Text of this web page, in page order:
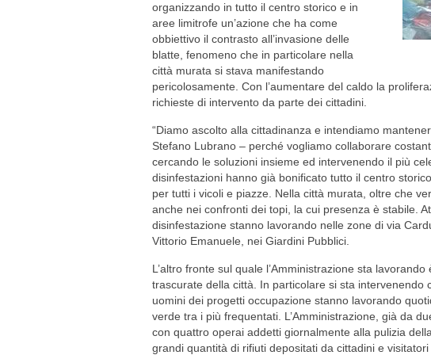
organizzando in tutto il centro storico e in
aree limitrofe un’azione che ha come
obbiettivo il contrasto all’invasione delle
blatte, fenomeno che in particolare nella
città murata si stava manifestando
pericolosamente. Con l’aumentare del caldo la
richieste di intervento da parte dei cittadini.
“Diamo ascolto alla cittadinanza e intendiamo
Stefano Lubrano – perché vogliamo collaborare
cercando le soluzioni insieme ed intervenendo il più
disinfestazioni hanno già bonificato tutto il centro
per tutti i vicoli e piazze. Nella città murata, oltre che
anche nei confronti dei topi, la cui presenza è stabile.
disinfestazione stanno lavorando nelle zone di via
Vittorio Emanuele, nei Giardini Pubblici.
L’altro fronte sul quale l’Amministrazione sta
trascurate della città. In particolare si sta intervenendo
uomini dei progetti occupazione stanno lavorando
verde tra i più frequentati. L’Amministrazione, già da
con quattro operai addetti giornalmente alla pulizia
grandi quantità di rifiuti depositati da cittadini e